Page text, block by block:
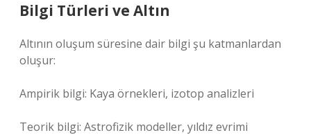
Bilgi Türleri ve Altın
Altının oluşum süresine dair bilgi şu katmanlardan
oluşur:
Ampirik bilgi: Kaya örnekleri, izotop analizleri
Teorik bilgi: Astrofizik modeller, yıldız evrimi